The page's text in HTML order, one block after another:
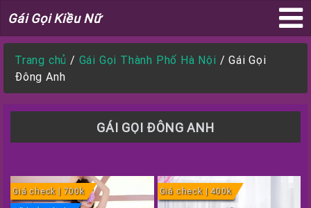
Gái Gọi Kiều Nữ
Gái
Nữ
×
Sài
Gòn
Trang chủ / Gái Gọi Thành Phố Hà Nội /Gái Gọi
Đông Anh
GÁI GỌI ĐÔNG ANH
Giá check | 700k
Giá check | 400k